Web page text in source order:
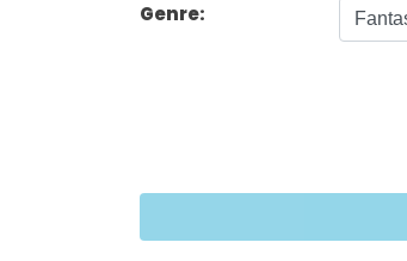
Genre: